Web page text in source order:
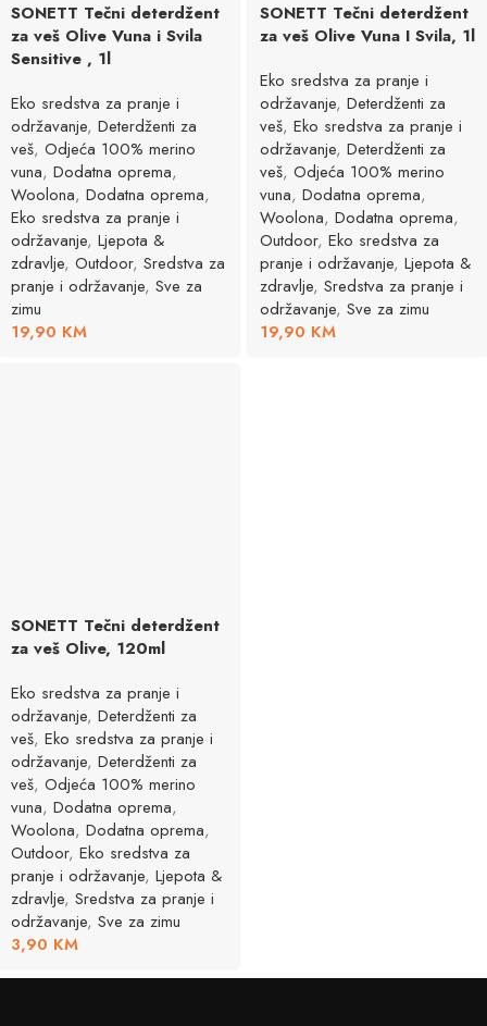
SONETT Tečni deterdžent
za veš Olive Vuna i Svila
Sensitive , 1l
Eko sredstva za pranje i
održavanje, Deterdženti za
veš, Odjeća 100% merino
vuna, Dodatna oprema,
Woolona, Dodatna oprema,
Eko sredstva za pranje i
održavanje, Ljepota &
zdravlje, Outdoor, Sredstva za
pranje i održavanje, Sve za
zimu
19,90 KM
SONETT Tečni deterdžent
za veš Olive Vuna I Svila, 1l
Eko sredstva za pranje i
održavanje, Deterdženti za
veš, Eko sredstva za pranje i
održavanje, Deterdženti za
veš, Odjeća 100% merino
vuna, Dodatna oprema,
Woolona, Dodatna oprema,
Outdoor, Eko sredstva za
pranje i održavanje, Ljepota &
zdravlje, Sredstva za pranje i
održavanje, Sve za zimu
19,90 KM
SONETT Tečni deterdžent
za veš Olive, 120ml
Eko sredstva za pranje i
održavanje, Deterdženti za
veš, Eko sredstva za pranje i
održavanje, Deterdženti za
veš, Odjeća 100% merino
vuna, Dodatna oprema,
Woolona, Dodatna oprema,
Outdoor, Eko sredstva za
pranje i održavanje, Ljepota &
zdravlje, Sredstva za pranje i
održavanje, Sve za zimu
3,90 KM